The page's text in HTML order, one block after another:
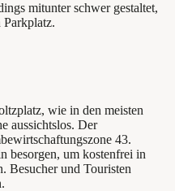
mitunter schwer gestaltet,
Parkplatz.
wie in den meisten
aussichtslos. Der
43.
besorgen, um kostenfrei in
Besucher und Touristen